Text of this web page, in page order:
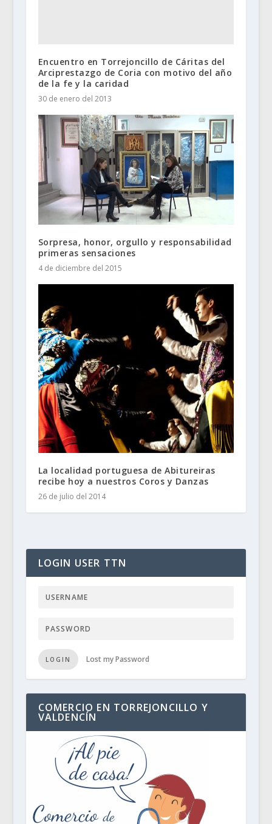
Encuentro en Torrejoncillo de Cáritas del
Arciprestazgo de Coria con motivo del año
de la fe y la caridad
30 de enero del 2013
Sorpresa, honor, orgullo y responsabilidad
primeras sensaciones
4 de diciembre del 2015
La localidad portuguesa de Abitureiras
recibe hoy a nuestros Coros y Danzas
26 de julio del 2014
LOGIN USER TTN
LOGIN Lost my Password
COMERCIO EN TORREJONCILLO Y
VALDENCÍN